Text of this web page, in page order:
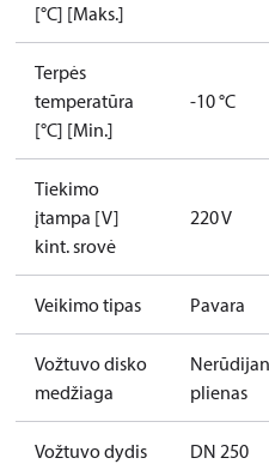
[°C] [Maks.]
Terpės
temperatūra
[°C] [Min.]
-10 °C
Tiekimo
įtampa [V]
kint. srovė
220 V
Veikimo tipas Pavara
Vožtuvo disko
medžiaga
plienas
Vožtuvo dydis DN 250